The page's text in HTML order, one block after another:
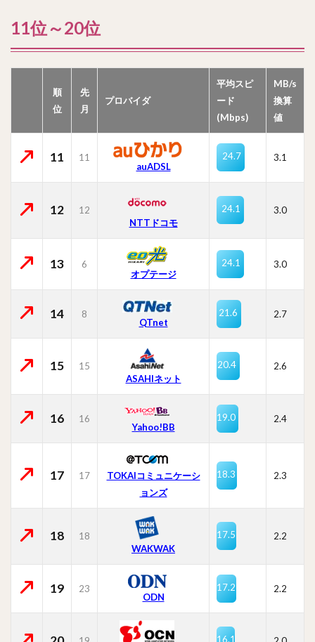
11位～20位
順
位
先
月
プロバイダ
平均スピ
ード
(Mbps)
MB/s
換算
値
11
11
auADSL
24.7 3.1
12
12
NTTドコモ
24.1 3.0
13
6
オプテージ
24.1 3.0
14 8
QTnet
21.6 2.7
15
15
ASAHIネット
20.4 2.6
16 16
Yahoo!BB
19.0 2.4
17 17
TOKAIコミュニケーシ
ョンズ
18.3 2.3
18
18
WAKWAK
17.5 2.2
19 23
ODN
17.2 2.2
16.1